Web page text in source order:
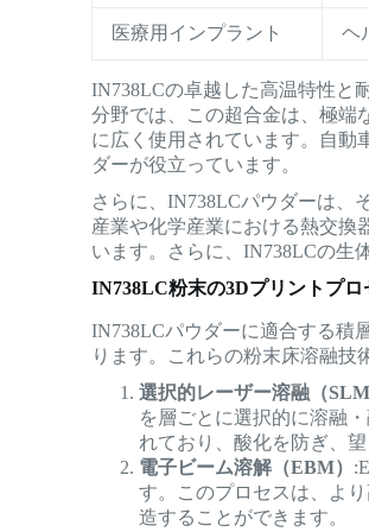
医療用インプラント ヘ
IN738LCの卓越した高温特性と
分野では、この超合金は、極端
に広く使用されています。自動
ダーが役立っています。
さらに、IN738LCパウダーは、
産業や化学産業における熱交換
います。さらに、IN738LCの生
IN738LC粉末の3Dプリントプロ
IN738LCパウダーに適合する積
ります。これらの粉末床溶融技
選択的レーザー溶融（SLM
を層ごとに選択的に溶融
れており、酸化を防ぎ、
電子ビーム溶解（EBM）
す。このプロセスは、よ
造することができます。